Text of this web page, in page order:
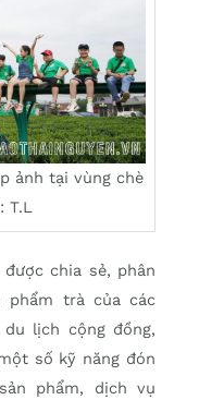
ảnh tại vùng chè
T.L
chia sẻ, phân
phẩm trà của các
lịch cộng đồng,
số kỹ năng đón
phẩm, dịch vụ